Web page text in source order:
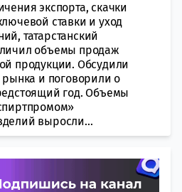
экспорта, скачки
ставки и уход
татарстанский
объемы продаж
продукции. Обсудили
рынка и поговорили о
год. Объемы
выросли...